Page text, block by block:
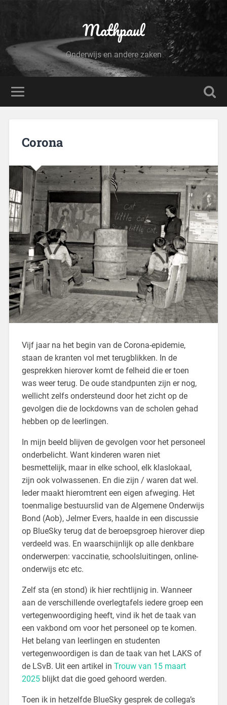
Mathpaul
Onderwijs en andere zaken
Corona
Vijf jaar na het begin van de Corona-epidemie,
staan de kranten vol met terugblikken. In de
gesprekken hierover komt de felheid die er toen
was weer terug. De oude standpunten zijn er nog,
wellicht zelfs ondersteund door het zicht op de
gevolgen die de lockdowns van de scholen gehad
hebben op de leerlingen.
In mijn beeld blijven de gevolgen voor het personeel
onderbelicht. Want kinderen waren niet
besmettelijk, maar in elke school, elk klaslokaal,
zijn ook volwassenen. En die zijn / waren dat wel.
Ieder maakt hieromtrent een eigen afweging. Het
toenmalige bestuurslid van de Algemene Onderwijs
Bond (Aob), Jelmer Evers, haalde in een discussie
op BlueSky terug dat de beroepsgroep hierover diep
verdeeld was. En waarschijnlijk op alle denkbare
onderwerpen: vaccinatie, schoolsluitingen, online-
onderwijs etc etc.
Zelf sta (en stond) ik hier rechtlijnig in. Wanneer
aan de verschillende overlegtafels iedere groep een
vertegenwoordiging heeft, vind ik het de taak van
een vakbond om voor het personeel op te komen.
Het belang van leerlingen en studenten
vertegenwoordigen is dan de taak van het LAKS of
de LSvB. Uit een artikel in Trouw van 15 maart
2025blijkt dat die goed gehoord werden.
Toen ik in hetzelfde BlueSky gesprek de collega’s